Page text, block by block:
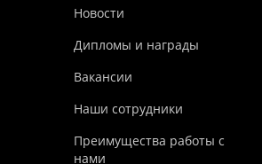
Новости
Дипломы и награды
Вакансии
Наши сотрудники
Преимущества работы с
нами